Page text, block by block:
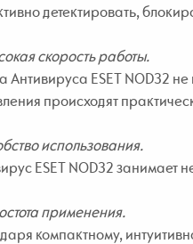
детектировать,
скорость работы.
Антивируса ESET NOD32
происходят
использования.
ESET NOD32 занимает
применения.
компактному,